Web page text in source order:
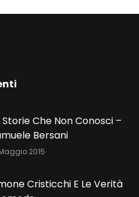
Storie Che Non Conosci –
Bersani
2015
Cristicchi E Le Verità